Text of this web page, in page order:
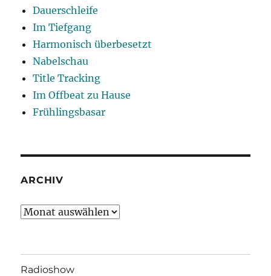
Dauerschleife
Im Tiefgang
Harmonisch überbesetzt
Nabelschau
Title Tracking
Im Offbeat zu Hause
Frühlingsbasar
ARCHIV
Archiv
Radioshow